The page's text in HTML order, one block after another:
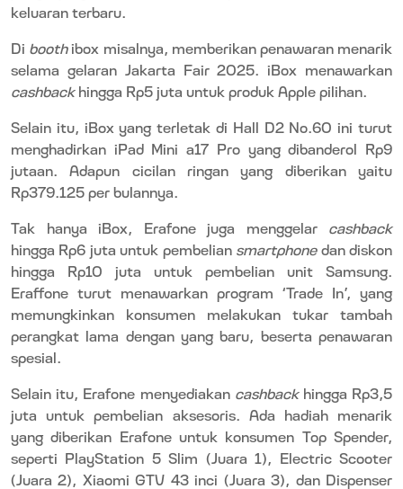
keluaran terbaru.
Di boothibox misalnya, memberikan penawaran menarik
selama gelaran Jakarta Fair 2025. iBox menawarkan
cashbackhingga Rp5 juta untuk produk Apple pilihan.
Selain itu, iBox yang terletak di Hall D2 No.60 ini turut
menghadirkan iPad Mini a17 Pro yang dibanderol Rp9
jutaan. Adapun cicilan ringan yang diberikan yaitu
Rp379.125 per bulannya.
Tak hanya iBox, Erafone juga menggelar cashback
hingga Rp6 juta untuk pembelian smartphonedan diskon
hingga Rp10 juta untuk pembelian unit Samsung.
Eraffone turut menawarkan program ‘Trade In’, yang
memungkinkan konsumen melakukan tukar tambah
perangkat lama dengan yang baru, beserta penawaran
spesial.
Selain itu, Erafone menyediakan cashbackhingga Rp3,5
juta untuk pembelian aksesoris. Ada hadiah menarik
yang diberikan Erafone untuk konsumen Top Spender,
seperti PlayStation 5 Slim (Juara 1), Electric Scooter
(Juara 2), Xiaomi GTV 43 inci (Juara 3), dan Dispenser